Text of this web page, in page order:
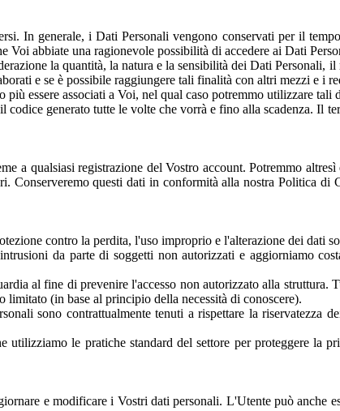
In generale, i Dati Personali vengono conservati per il
Voi abbiate una ragionevole possibilità di accedere ai Dati
la quantità, la natura e la sensibilità dei Dati Personali,
e se è possibile raggiungere tali finalità con altri mezzi e i
essere associati a Voi, nel qual caso potremmo utilizzare
generato tutte le volte che vorrà e fino alla scadenza. Il
a qualsiasi registrazione del Vostro account. Potremmo
Conserveremo questi dati in conformità alla nostra Politica
contro la perdita, l'uso improprio e l'alterazione dei dati
da parte di soggetti non autorizzati e aggiorniamo
al fine di prevenire l'accesso non autorizzato alla
(in base al principio della necessità di conoscere).
sono contrattualmente tenuti a rispettare la riservatezza
utilizziamo le pratiche standard del settore per proteggere la
e modificare i Vostri dati personali. L'Utente può anche